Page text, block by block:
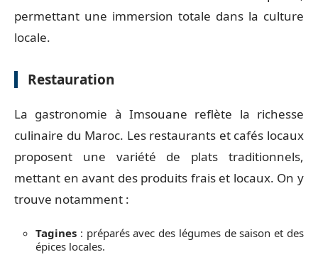
permettant une immersion totale dans la culture
locale.
Restauration
La gastronomie à Imsouane reflète la richesse
culinaire du Maroc. Les restaurants et cafés locaux
proposent une variété de plats traditionnels,
mettant en avant des produits frais et locaux. On y
trouve notamment :
Tagines : préparés avec des légumes de saison et des
épices locales.